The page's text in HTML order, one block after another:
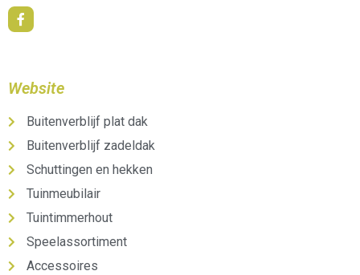
Website
Buitenverblijf plat dak
Buitenverblijf zadeldak
Schuttingen en hekken
Tuinmeubilair
Tuintimmerhout
Speelassortiment
Accessoires